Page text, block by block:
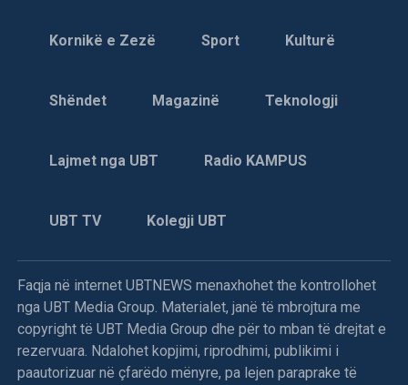
Kornikë e Zezë Sport Kulturë
Shëndet Magazinë Teknologji
Lajmet nga UBT Radio KAMPUS
UBT TV Kolegji UBT
Faqja në internet UBTNEWS menaxhohet the kontrollohet
nga UBT Media Group. Materialet, janë të mbrojtura me
copyright të UBT Media Group dhe për to mban të drejtat e
rezervuara. Ndalohet kopjimi, riprodhimi, publikimi i
paautorizuar në çfarëdo mënyre, pa lejen paraprake të